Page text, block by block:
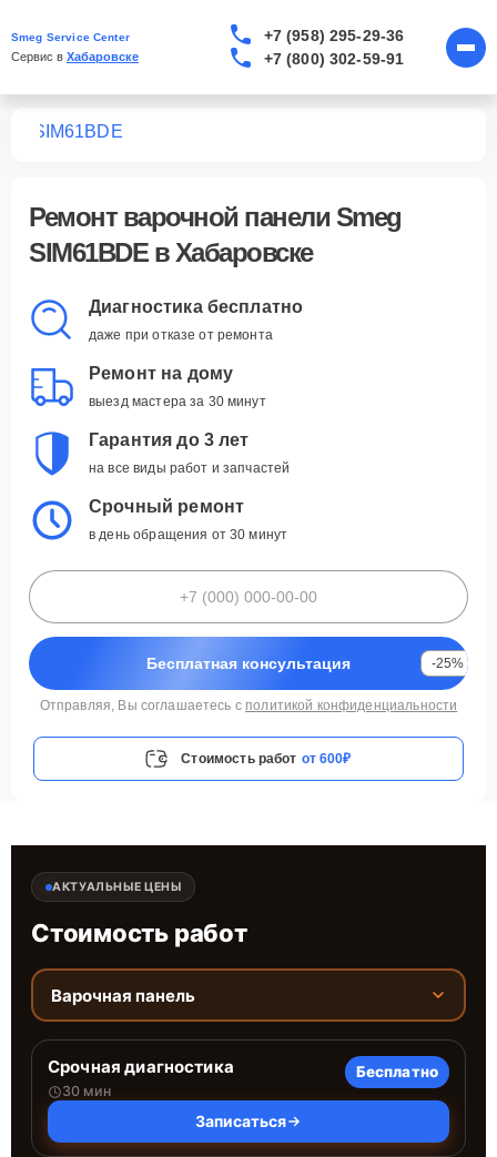
Smeg Service Center
Сервис в Хабаровске
+7 (958) 295-29-36
+7 (800) 302-59-91
SIM61BDE
Ремонт варочной панели Smeg
SIM61BDEв Хабаровске
Диагностика бесплатно
даже при отказе от ремонта
Ремонт на дому
выезд мастера за 30 минут
Гарантия до 3 лет
на все виды работ и запчастей
Срочный ремонт
в день обращения от 30 минут
Бесплатная консультация -25%
Отправляя, Вы соглашаетесь с политикой конфиденциальности
Стоимость работ от 600₽
АКТУАЛЬНЫЕ ЦЕНЫ
Стоимость работ
Варочная панель
Срочная диагностика
30 мин
Бесплатно
Записаться